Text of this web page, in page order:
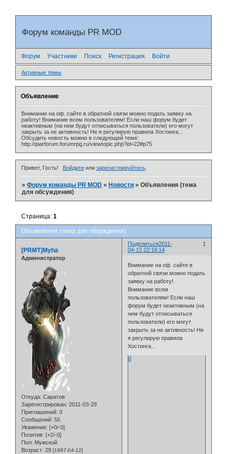
Форум команды PR MOD
Форум Участники Поиск Регистрация Войти
Активные темы
Объявление
Внимание на оф. сайте в обратной связи можно подать заявку на
работу! Внимание всем пользователям! Если наш форум будет
неактивным (на нем будут отписываться пользователи) его могут
закрыть за не активность! Не я регулирую правила Хостинга...
Обсудить новость можно в следующей теме:
http://piarforum.forumrpg.ru/viewtopic.php?id=22#p75
Привет, Гость! Войдитеили зарегистрируйтесь.
»Форум команды PR MOD » Новости »Объявления (тема
для обсуждения)
Объявления (тема для обсуждения)
Страница:1
Поделиться 1
2011-
04-13 22:19:14
[PRMT]Myha
Администратор
Откуда: Саратов
Зарегистрирован: 2011-03-29
Приглашений: 0
Сообщений: 55
Уважение: [+0/-0]
Позитив: [+2/-0]
Пол: Мужской
Возраст: 29 [1997-04-12]
Внимание на оф. сайте в
обратной связи можно подать
заявку на работу!
Внимание всем
пользователям! Если наш
форум будет неактивным (на
нем будут отписываться
пользователи) его могут
закрыть за не активность! Не
я регулирую правила
Хостинга...
0